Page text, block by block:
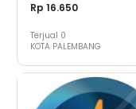
Rp 16.650
Terjual 0
KOTA PALEMBANG